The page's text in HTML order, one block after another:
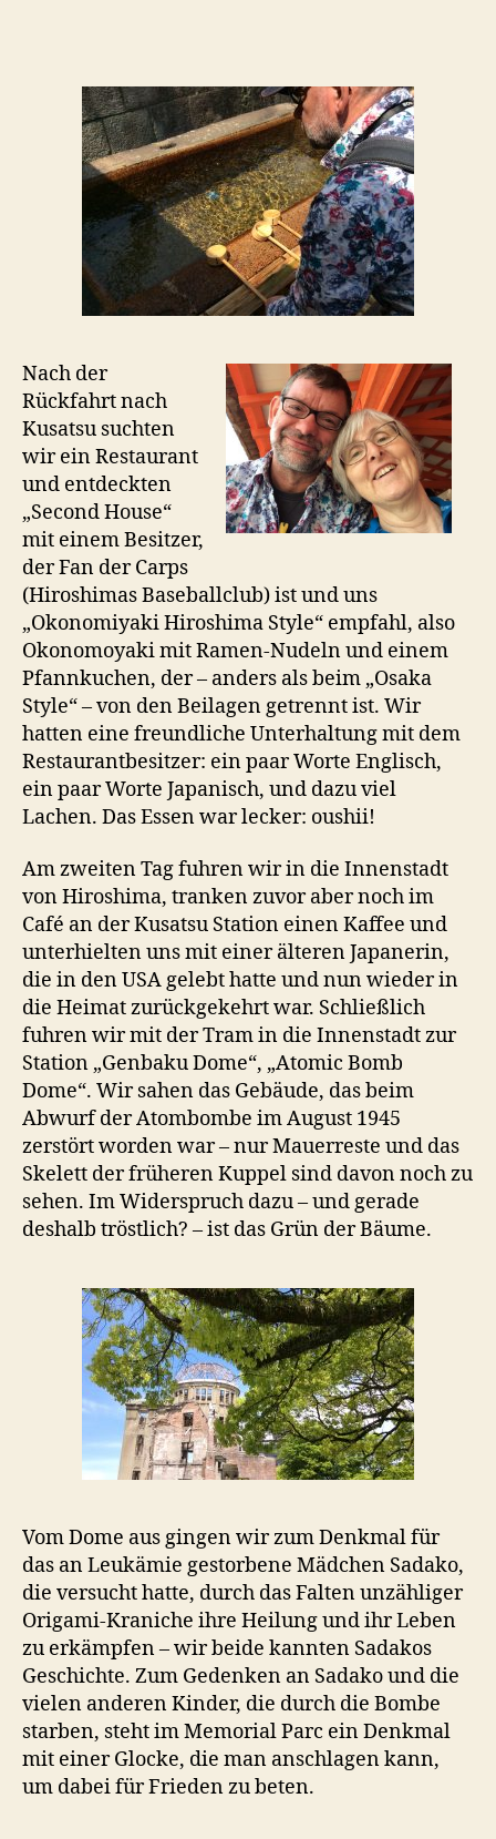
Nach der
Rückfahrt nach
Kusatsu suchten
wir ein Restaurant
und entdeckten
„Second House“
mit einem Besitzer,
der Fan der Carps
(Hiroshimas Baseballclub) ist und uns
„Okonomiyaki Hiroshima Style“ empfahl, also
Okonomoyaki mit Ramen-Nudeln und einem
Pfannkuchen, der – anders als beim „Osaka
Style“ – von den Beilagen getrennt ist. Wir
hatten eine freundliche Unterhaltung mit dem
Restaurantbesitzer: ein paar Worte Englisch,
ein paar Worte Japanisch, und dazu viel
Lachen. Das Essen war lecker: oushii!
Am zweiten Tag fuhren wir in die Innenstadt
von Hiroshima, tranken zuvor aber noch im
Café an der Kusatsu Station einen Kaffee und
unterhielten uns mit einer älteren Japanerin,
die in den USA gelebt hatte und nun wieder in
die Heimat zurückgekehrt war. Schließlich
fuhren wir mit der Tram in die Innenstadt zur
Station „Genbaku Dome“, „Atomic Bomb
Dome“. Wir sahen das Gebäude, das beim
Abwurf der Atombombe im August 1945
zerstört worden war – nur Mauerreste und das
Skelett der früheren Kuppel sind davon noch zu
sehen. Im Widerspruch dazu – und gerade
deshalb tröstlich? – ist das Grün der Bäume.
Vom Dome aus gingen wir zum Denkmal für
das an Leukämie gestorbene Mädchen Sadako,
die versucht hatte, durch das Falten unzähliger
Origami-Kraniche ihre Heilung und ihr Leben
zu erkämpfen – wir beide kannten Sadakos
Geschichte. Zum Gedenken an Sadako und die
vielen anderen Kinder, die durch die Bombe
starben, steht im Memorial Parc ein Denkmal
mit einer Glocke, die man anschlagen kann,
um dabei für Frieden zu beten.